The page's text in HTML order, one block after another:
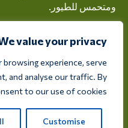
value your privacy
experience, serve
and analyse our traffic. By
to our use of cookies.
Customise
ومتحمس للطيور.
info@care4bird.nl
نصائح